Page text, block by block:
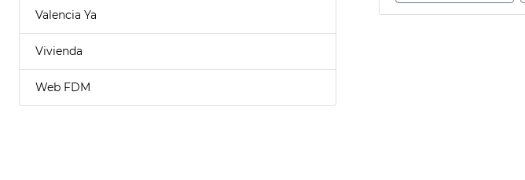
Valencia Ya
Vivienda
Web FDM